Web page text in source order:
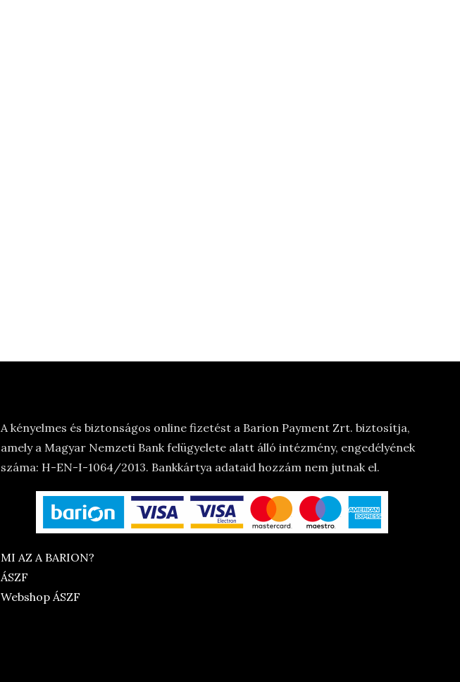
A kényelmes és biztonságos online fizetést a Barion Payment Zrt. biztosítja,
amely a Magyar Nemzeti Bank felügyelete alatt álló intézmény, engedélyének
száma: H-EN-I-1064/2013. Bankkártya adataid hozzám nem jutnak el.
MI AZ A BARION?
ÁSZF
Webshop ÁSZF